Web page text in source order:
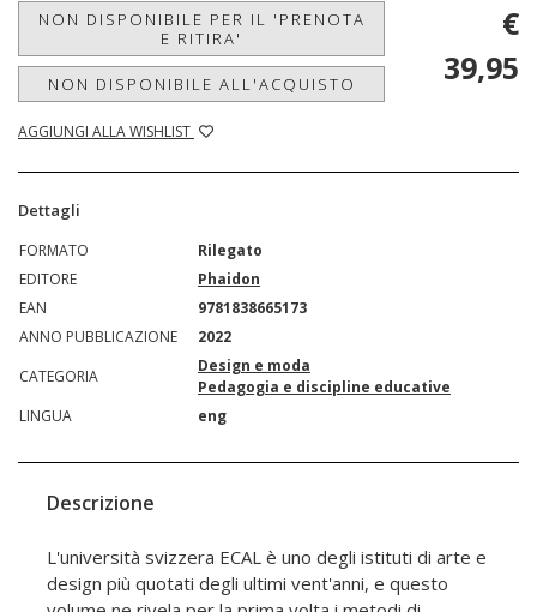
NON DISPONIBILE PER IL 'PRENOTA
E RITIRA'
NON DISPONIBILE ALL'ACQUISTO
AGGIUNGI ALLA WISHLIST
€
39,95
Dettagli
FORMATO
Rilegato
EDITORE
Phaidon
EAN
9781838665173
ANNO PUBBLICAZIONE
2022
CATEGORIA
Design e moda
Pedagogia e discipline educative
LINGUA
eng
Descrizione
L'università svizzera ECAL è uno degli istituti di arte e
design più quotati degli ultimi vent'anni, e questo